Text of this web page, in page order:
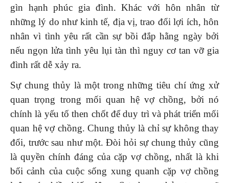
gìn hạnh phúc gia đình. Khác với hôn nhân từ
những lý do như kinh tế, địa vị, trao đổi lợi ích, hôn
nhân vì tình yêu rất cần sự bồi đắp hằng ngày bởi
nếu ngọn lửa tình yêu lụi tàn thì nguy cơ tan vỡ gia
đình rất dễ xảy ra.
Sự chung thủy là một trong những tiêu chí ứng xử
quan trọng trong mối quan hệ vợ chồng, bởi nó
chính là yếu tố then chốt để duy trì và phát triển mối
quan hệ vợ chồng. Chung thủy là chỉ sự không thay
đổi, trước sau như một. Đòi hỏi sự chung thủy cũng
là quyền chính đáng của cặp vợ chồng, nhất là khi
bối cảnh của cuộc sống xung quanh cặp vợ chồng